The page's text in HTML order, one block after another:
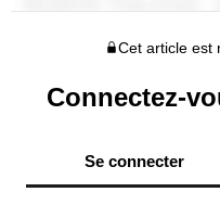
Cet article est
Connectez-
Se connecter